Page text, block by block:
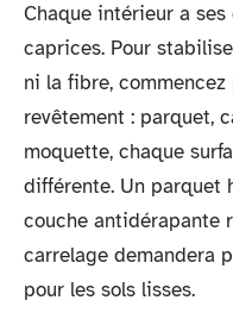
Chaque intérieur a
caprices. Pour
ni la fibre,
revêtement : parquet,
moquette, chaque
différente. Un parquet
couche antidérapante
carrelage demandera
pour les sols lisses.